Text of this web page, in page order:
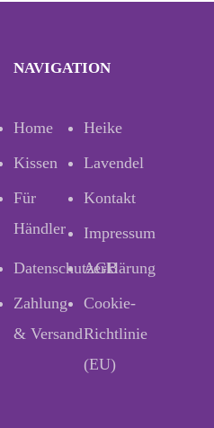
NAVIGATION
Home
Heike
Kissen
Lavendel
Für
Händler
Kontakt
Impressum
Datenschutzerklärung
AGB
Zahlung
& Versand
Cookie-
Richtlinie
(EU)